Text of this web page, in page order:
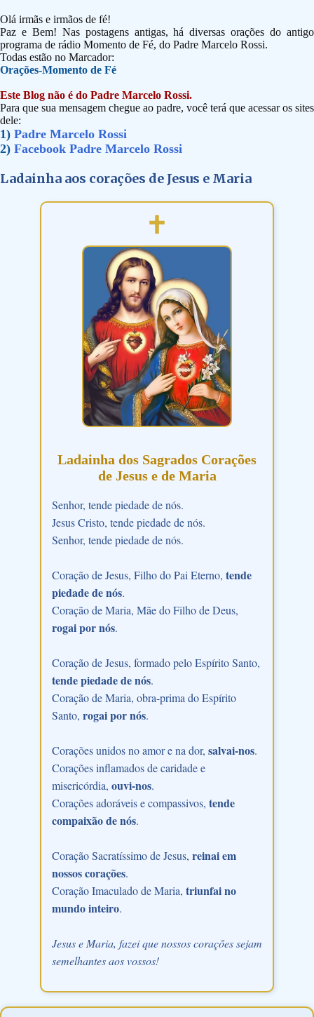
Olá irmãs e irmãos de fé!
Paz e Bem! Nas postagens antigas, há diversas orações do antigo
programa de rádio Momento de Fé, do Padre Marcelo Rossi.
Todas estão no Marcador:
Orações-Momento de Fé
Este Blog não é do Padre Marcelo Rossi.
Para que sua mensagem chegue ao padre, você terá que acessar os sites
dele:
1) Padre Marcelo Rossi
2) Facebook Padre Marcelo Rossi
Ladainha aos corações de Jesus e Maria
Ladainha dos Sagrados Corações
de Jesus e de Maria
Senhor, tende piedade de nós.
Jesus Cristo, tende piedade de nós.
Senhor, tende piedade de nós.
Coração de Jesus, Filho do Pai Eterno, tende
piedade de nós.
Coração de Maria, Mãe do Filho de Deus,
rogai por nós.
Coração de Jesus, formado pelo Espírito Santo,
tende piedade de nós.
Coração de Maria, obra-prima do Espírito
Santo, rogai por nós.
Corações unidos no amor e na dor, salvai-nos.
Corações inflamados de caridade e
misericórdia, ouvi-nos.
Corações adoráveis e compassivos, tende
compaixão de nós.
Coração Sacratíssimo de Jesus, reinai em
nossos corações.
Coração Imaculado de Maria, triunfai no
mundo inteiro.
Jesus e Maria, fazei que nossos corações sejam
semelhantes aos vossos!